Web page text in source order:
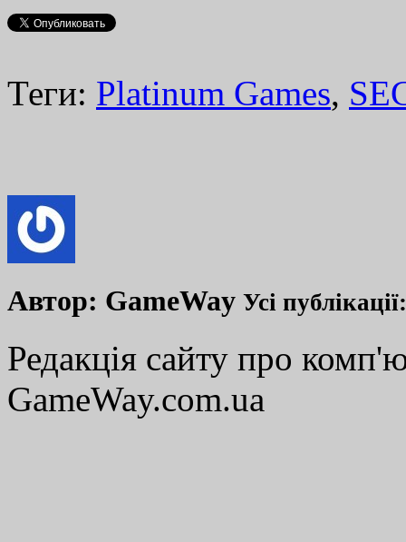
Теги: Platinum Games,
Автор: GameWay Усі
Редакція сайту про
GameWay.com.ua